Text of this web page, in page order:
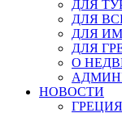
ДЛЯ
ДЛЯ
ДЛЯ
ДЛЯ
О
НОВОСТИ